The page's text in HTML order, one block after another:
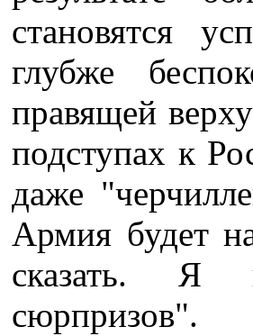
становятся
глубже
правящей
подступах к
даже
Армия будет
сказать. Я
сюрпризов".